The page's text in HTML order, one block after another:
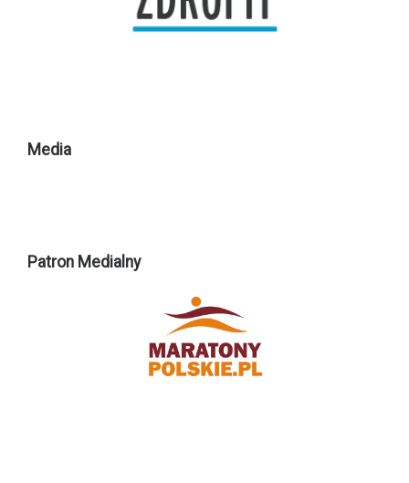
Media
Patron Medialny